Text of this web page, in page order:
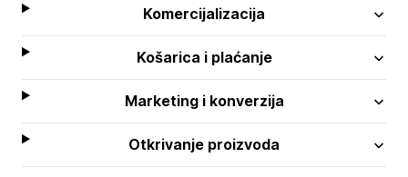
Komercijalizacija
Košarica i plaćanje
Marketing i konverzija
Otkrivanje proizvoda